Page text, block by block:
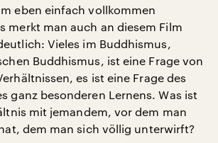
eben einfach vollkommen
merkt man auch an diesem Film
Vieles im Buddhismus,
Buddhismus, ist eine Frage von
es ist eine Frage des
ganz besonderen Lernens. Was ist
mit jemandem, vor dem man
dem man sich völlig unterwirft?